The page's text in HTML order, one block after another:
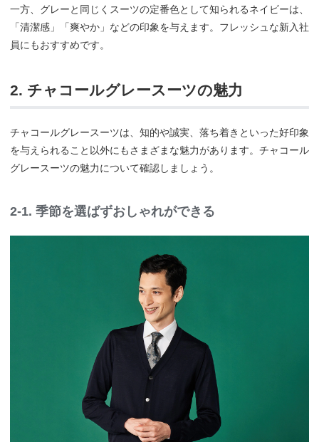
一方、グレーと同じくスーツの定番色として知られるネイビーは、
「清潔感」「爽やか」などの印象を与えます。フレッシュな新入社
員にもおすすめです。
2. チャコールグレースーツの魅力
チャコールグレースーツは、知的や誠実、落ち着きといった好印象
を与えられること以外にもさまざまな魅力があります。チャコール
グレースーツの魅力について確認しましょう。
2-1. 季節を選ばずおしゃれができる